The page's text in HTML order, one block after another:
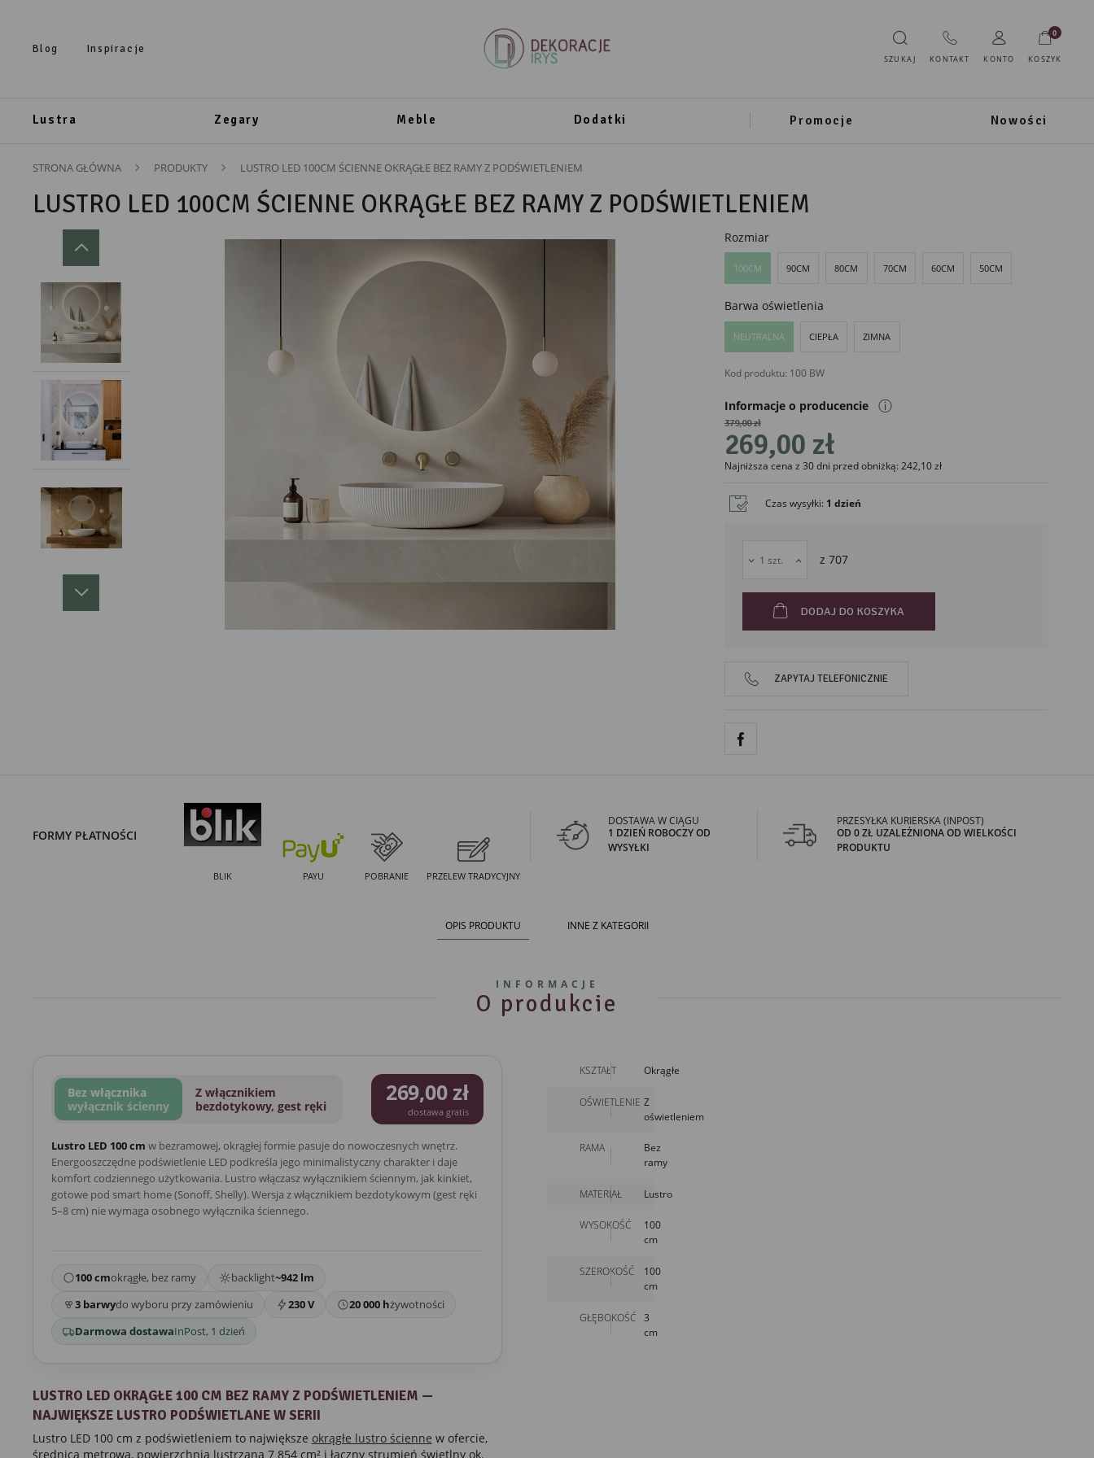
Blog Inspiracje
SZUKAJ KONTAKT KONTO KOSZYK
0
Lustra Zegary Meble Dodatki Promocje Nowości
STRONA GŁÓWNA PRODUKTY LUSTRO LED 100CM ŚCIENNE OKRĄGŁE BEZ RAMY Z PODŚWIETLENIEM
LUSTRO LED 100CM ŚCIENNE OKRĄGŁE BEZ RAMY Z PODŚWIETLENIEM
Rozmiar
100CM 90CM 80CM 70CM 60CM 50CM
Barwa oświetlenia
NEUTRALNA CIEPŁA ZIMNA
Kod produktu: 100 BW
Informacje o producencie
PRODUCENT
DekoracjeIrys.pl Paweł Ćwikliński
726689468
biuro@dekoracjeirys.pl
Ul. Leśna 13
ⓘ
379,00 zł
269,00 zł
Najniższa cena z 30 dni przed obniżką: 242,10 zł
Czas wysyłki: 1 dzień
z 707
DODAJ DO KOSZYKA
ZAPYTAJ TELEFONICZNIE
FORMY PŁATNOŚCI
BLIK PAYU POBRANIE PRZELEW TRADYCYJNY
DOSTAWA W CIĄGU
1 DZIEŃ ROBOCZY OD
WYSYŁKI
PRZESYŁKA KURIERSKA (INPOST)
OD 0 ZŁ UZALEŻNIONA OD WIELKOŚCI
PRODUKTU
OPIS PRODUKTU INNE Z KATEGORII
INFORMACJE
O produkcie
Bez włącznika
wyłącznik ścienny
Z włącznikiem
bezdotykowy, gest ręki
269,00 zł
dostawa gratis
Lustro LED 100 cm w bezramowej, okrągłej formie pasuje do nowoczesnych wnętrz.
Energooszczędne podświetlenie LED podkreśla jego minimalistyczny charakter i daje
komfort codziennego użytkowania. Lustro włączasz wyłącznikiem ściennym, jak kinkiet,
gotowe pod smart home (Sonoff, Shelly). Wersja z włącznikiem bezdotykowym (gest ręki
5–8 cm) nie wymaga osobnego wyłącznika ściennego.
100 cmokrągłe, bez ramy backlight~942 lm
3 barwydo wyboru przy zamówieniu 230 V 20 000 hżywotności
Darmowa dostawaInPost, 1 dzień
LUSTRO LED OKRĄGŁE 100 CM BEZ RAMY Z PODŚWIETLENIEM —
NAJWIĘKSZE LUSTRO PODŚWIETLANE W SERII
Lustro LED 100 cm z podświetleniem to największe okrągłe lustro ścienne w ofercie,
średnica metrowa, powierzchnia lustrzana 7 854 cm² i łączny strumień świetlny ok.
KSZTAŁT Okrągłe
OŚWIETLENIE Z
oświetleniem
RAMA
Bez
ramy
MATERIAŁ Lustro
WYSOKOŚĆ
100
cm
SZEROKOŚĆ
100
cm
GŁĘBOKOŚĆ
3
cm